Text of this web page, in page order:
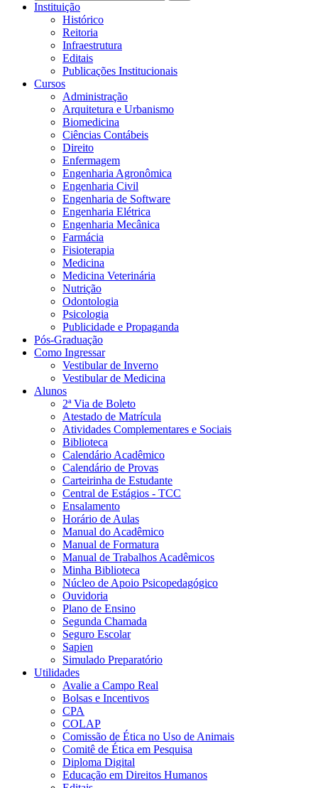
Instituição
Histórico
Reitoria
Infraestrutura
Editais
Publicações Institucionais
Cursos
Administração
Arquitetura e Urbanismo
Biomedicina
Ciências Contábeis
Direito
Enfermagem
Engenharia Agronômica
Engenharia Civil
Engenharia de Software
Engenharia Elétrica
Engenharia Mecânica
Farmácia
Fisioterapia
Medicina
Medicina Veterinária
Nutrição
Odontologia
Psicologia
Publicidade e Propaganda
Pós-Graduação
Como Ingressar
Vestibular de Inverno
Vestibular de Medicina
Alunos
2ª Via de Boleto
Atestado de Matrícula
Atividades Complementares e Sociais
Biblioteca
Calendário Acadêmico
Calendário de Provas
Carteirinha de Estudante
Central de Estágios - TCC
Ensalamento
Horário de Aulas
Manual do Acadêmico
Manual de Formatura
Manual de Trabalhos Acadêmicos
Minha Biblioteca
Núcleo de Apoio Psicopedagógico
Ouvidoria
Plano de Ensino
Segunda Chamada
Seguro Escolar
Sapien
Simulado Preparatório
Utilidades
Avalie a Campo Real
Bolsas e Incentivos
CPA
COLAP
Comissão de Ética no Uso de Animais
Comitê de Ética em Pesquisa
Diploma Digital
Educação em Direitos Humanos